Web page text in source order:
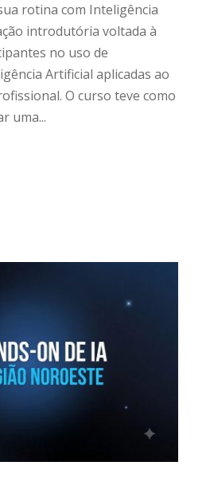
rotina com Inteligência
introdutória voltada à
no uso de
Artificial aplicadas ao
O curso teve como
uma...